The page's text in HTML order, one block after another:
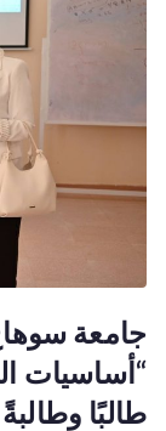
جامعة
طالبًا وطالبةً